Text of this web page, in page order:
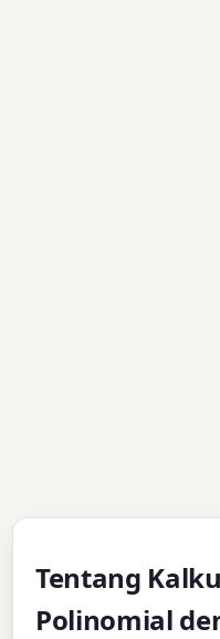
Tentang
Polinomial